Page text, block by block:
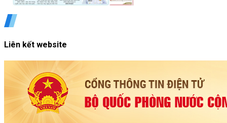
Liên kết website